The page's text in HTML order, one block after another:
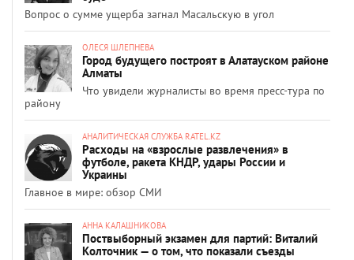
Вопрос о сумме ущерба загнал Масальскую в угол
ОЛЕСЯ ШЛЕПНЕВА
Город будущего построят в Алатауском районе
Алматы
Что увидели журналисты во время пресс-тура по
району
АНАЛИТИЧЕСКАЯ СЛУЖБА RATEL.KZ
Расходы на «взрослые развлечения» в
футболе, ракета КНДР, удары России и
Украины
Главное в мире: обзор СМИ
АННА КАЛАШНИКОВА
Поствыборный экзамен для партий: Виталий
Колточник — о том, что показали съезды